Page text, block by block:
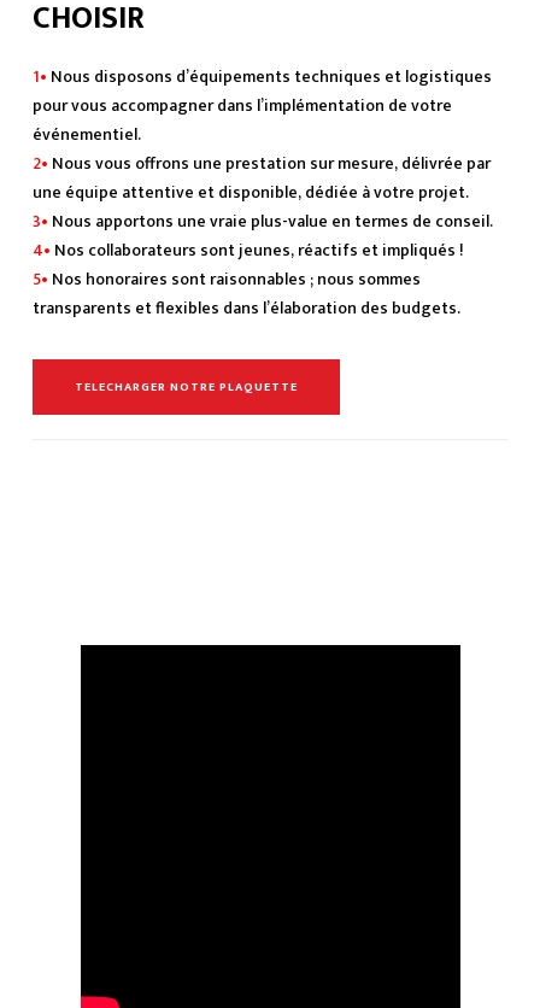
CHOISIR
1• Nous disposons d’équipements techniques et logistiques
pour vous accompagner dans l’implémentation de votre
événementiel.
2• Nous vous offrons une prestation sur mesure, délivrée par
une équipe attentive et disponible, dédiée à votre projet.
3• Nous apportons une vraie plus-value en termes de conseil.
4• Nos collaborateurs sont jeunes, réactifs et impliqués !
5• Nos honoraires sont raisonnables ; nous sommes
transparents et flexibles dans l’élaboration des budgets.
TELECHARGER NOTRE PLAQUETTE